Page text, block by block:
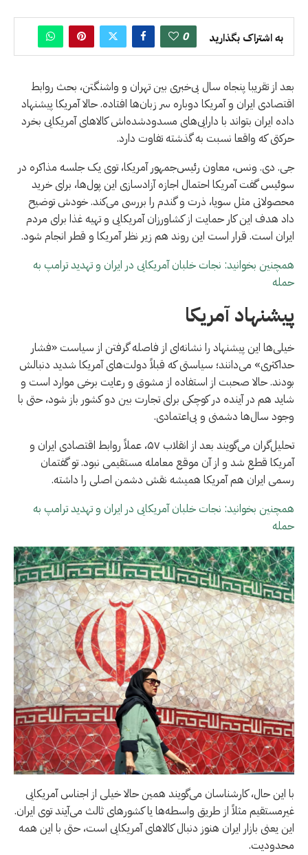
به اشتراک بگذارید 0
بعد از تقریبا پنجاه سال بی‌خبری بین تهران و واشنگتن، بحث روابط
اقتصادی ایران و آمریکا دوباره سر زبان‌ها افتاده. حالا آمریکا پیشنهاد
داده ایران بتواند با دارایی‌های مسدودشده‌اش کالاهای آمریکایی بخرد
حرکتی که واقعا نسبت به گذشته تفاوت دارد.
جی. دی. ونس، معاون رئیس‌جمهور آمریکا، توی یک جلسه مذاکره در
سوئیس گفت آمریکا احتمال اجازه آزادسازی این پول‌ها، برای خرید
محصولاتی مثل سویا، ذرت و گندم را بررسی می‌کند. خودش توضیح
داد هدف این کار حمایت از کشاورزان آمریکایی و تهیه غذا برای مردم
ایران است. قرار است این روند هم زیر نظر آمریکا و قطر انجام شود.
همچنین بخوانید: نجات خلبان آمریکایی در ایران و تهدید ترامپ به
حمله
پیشنهاد آمریکا
خیلی‌ها این پیشنهاد را نشانه‌ای از فاصله گرفتن از سیاست «فشار
حداکثری» می‌دانند؛ سیاستی که قبلاً دولت‌های آمریکا شدید دنبالش
بودند. حالا صحبت از استفاده از مشوق و رعایت برخی موارد است و
شاید هم در آینده در کوچکی برای تجارت بین دو کشور باز شود، حتی با
وجود سال‌ها دشمنی و بی‌اعتمادی.
تحلیل‌گران می‌گویند بعد از انقلاب ۵۷، عملاً روابط اقتصادی ایران و
آمریکا قطع شد و از آن موقع معامله مستقیمی نبود. تو گفتمان
رسمی ایران هم آمریکا همیشه نقش دشمن اصلی را داشته.
همچنین بخوانید: نجات خلبان آمریکایی در ایران و تهدید ترامپ به
حمله
با این حال، کارشناسان می‌گویند همین حالا خیلی از اجناس آمریکایی
غیرمستقیم مثلاً از طریق واسطه‌ها یا کشورهای ثالث می‌آیند توی ایران.
این یعنی بازار ایران هنوز دنبال کالاهای آمریکایی است، حتی با این همه
محدودیت.